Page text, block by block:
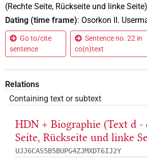
(Rechte Seite, Rückseite und linke Seite)
Dating (time frame): Osorkon II.
Go to/cite
sentence
Sentence no. 22 in
co(n)text
Relations
Containing text or subtext
HDN + Biographie (Text d -
Seite, Rückseite und linke
UJJ6CAS5B5BUPG4ZJMXDT6IJ2Y